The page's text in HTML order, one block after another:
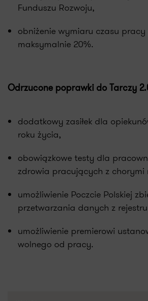
Funduszu Rozwoju,
obniżenie wymiaru czasu
maksymalnie 20%.
Odrzucone poprawki do Tarczy
dodatkowy zasiłek dla
roku życia,
obowiązkowe testy dla
zdrowia pracujących z chorymi
umożliwienie Poczcie Polskiej
przetwarzania danych z rejestru
umożliwienie premierowi
wolnego od pracy.